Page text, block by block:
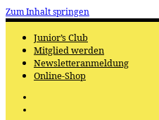
Zum Inhalt springen
Junior’s Club
Mitglied werden
Newsletteranmeldung
Online-Shop